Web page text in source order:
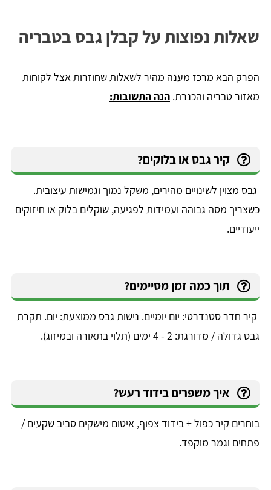
​שאלות נפוצות על קבלן גבס בטבריה
הפרק הבא מרכז מענה מהיר לשאלות שחוזרות אצל לקוחות
מאזור טבריה והכנרת. הנה התשובות:
קיר גבס או בלוקים?
גבס מצוין לשינויים מהירים, משקל נמוך וגמישות עיצובית.
כשצריך מסה גבוהה ועמידות לפגיעה, שוקלים בלוק או חיזוקים
ייעודיים.
תוך כמה זמן מסיימים?
קיר חדר סטנדרטי: יום יומיים. נישות גבס ממוצעת: יום. תקרת
גבס גדולה / מדורגת: 2 - 4 ימים (תלוי בתאורה ובמיזוג).
איך משפרים בידוד רעש?
בוחרים קיר כפול + בידוד צפוף, איטום מישקים סביב שקעים /
פתחים וגמר מוקפד.